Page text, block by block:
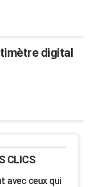
digital
CLICS
avec ceux qui